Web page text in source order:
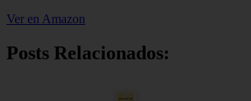
Ver en Amazon
Posts Relacionados: